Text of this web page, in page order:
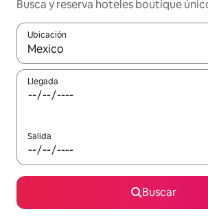
Busca y reserva hoteles boutique
Ubicación
Cuando los resultados estén
Llegada
Salida
Buscar